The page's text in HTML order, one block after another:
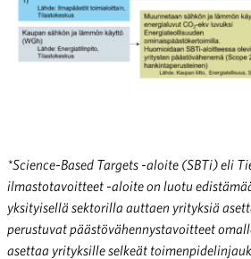
*Science-Based Targets -aloite (SBTi) eli
ilmastotavoitteet -aloite on luotu
yksityisellä sektorilla auttaen yrityksiä
perustuvat päästövähennystavoitteet
asettaa yrityksille selkeät